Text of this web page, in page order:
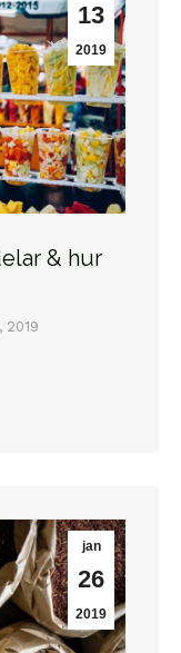
13
2019
& hur
2019
jan
26
2019